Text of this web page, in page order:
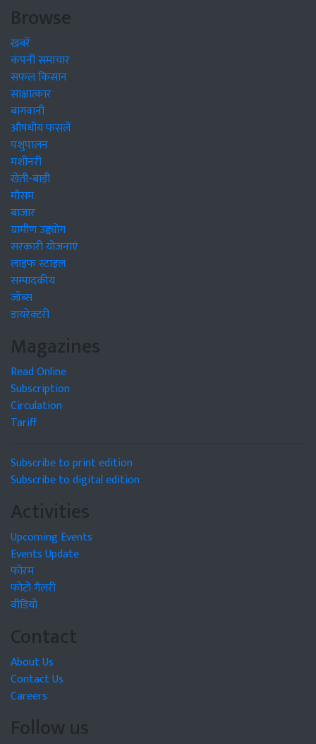
Browse
खबरें
कंपनी समाचार
सफल किसान
साक्षात्कार
बागवानी
औषधीय फसलें
पशुपालन
मशीनरी
खेती-बाड़ी
मौसम
बाजार
ग्रामीण उद्द्योग
सरकारी योजनाएं
लाइफ स्टाइल
सम्पादकीय
जॉब्स
डायरेक्टरी
Magazines
Read Online
Subscription
Circulation
Tariff
Subscribe to print edition
Subscribe to digital edition
Activities
Upcoming Events
Events Update
फोरम
फोटो गैलरी
वीडियो
Contact
About Us
Contact Us
Careers
Follow us